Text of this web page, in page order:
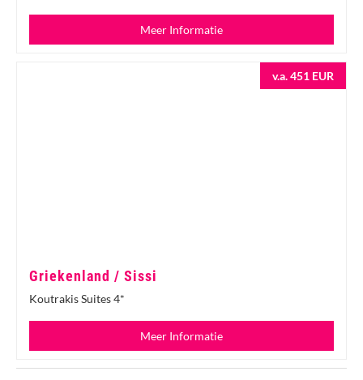
Meer Informatie
v.a. 451 EUR
Griekenland / Sissi
Koutrakis Suites 4*
Meer Informatie